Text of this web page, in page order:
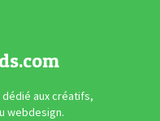
aux créatifs,
webdesign.